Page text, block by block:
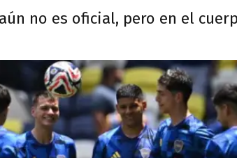
no es oficial, pero en el